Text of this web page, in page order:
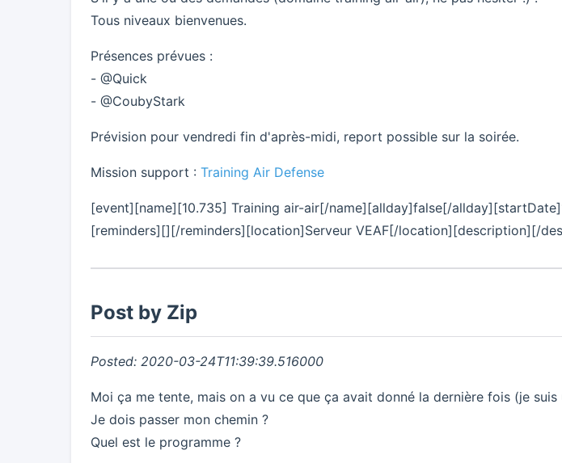
Tous niveaux bienvenues.
Présences prévues :
- @Quick
- @CoubyStark
Prévision pour vendredi fin d'après-midi, report possible sur la soirée.
Mission support : Training Air Defense
[event][name][10.735] Training air-air[/name][allday]false[/
[reminders][][/reminders][location]Serveur VEAF[/location][description][/
Post by Zip
Posted: 2020-03-24T11:39:39.516000
Moi ça me tente, mais on a vu ce que ça avait donné la dernière fois (je suis
Je dois passer mon chemin ?
Quel est le programme ?